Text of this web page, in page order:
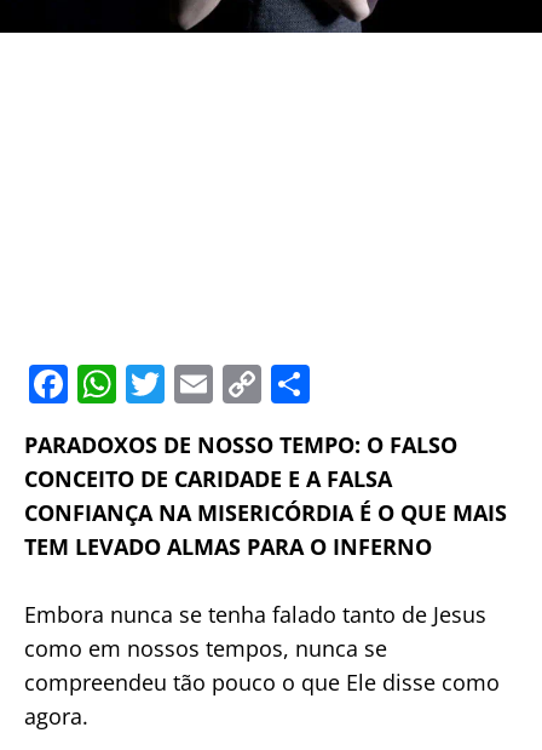
F
c
e
b
o
k
W
at
s
A
p
T
itt
er
E
ai
l
C
p
y
Li
k
ar
e
PARADOXOS DE NOSSO TEMPO: O FALSO
CONCEITO DE CARIDADE E A FALSA
CONFIANÇA NA MISERICÓRDIA É O QUE MAIS
TEM LEVADO ALMAS PARA O INFERNO
Embora nunca se tenha falado tanto de Jesus
como em nossos tempos, nunca se
compreendeu tão pouco o que Ele disse como
agora.